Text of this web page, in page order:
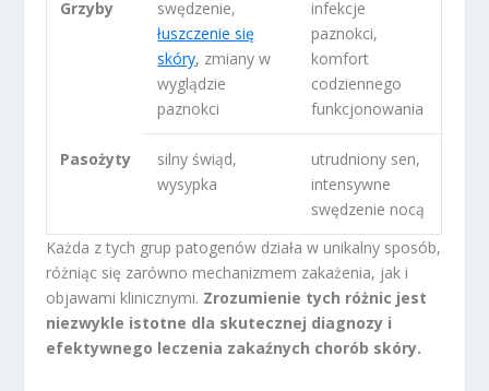
Grzyby
swędzenie,
łuszczenie się
skóry, zmiany w
wyglądzie
paznokci
infekcje
paznokci,
komfort
codziennego
funkcjonowania
Pasożyty
silny świąd,
wysypka
utrudniony sen,
intensywne
swędzenie nocą
Każda z tych grup patogenów działa w unikalny sposób,
różniąc się zarówno mechanizmem zakażenia, jak i
objawami klinicznymi. Zrozumienie tych różnic jest
niezwykle istotne dla skutecznej diagnozy i
efektywnego leczenia zakaźnych chorób skóry.